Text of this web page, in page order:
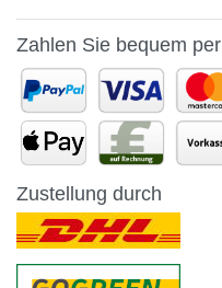
Zahlen Sie bequem per
Zustellung durch